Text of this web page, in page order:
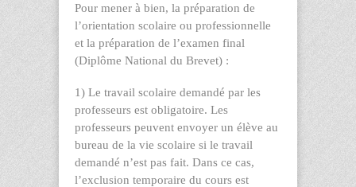
Pour mener à bien, la préparation de
l’orientation scolaire ou professionnelle
et la préparation de l’examen final
(Diplôme National du Brevet) :
1) Le travail scolaire demandé par les
professeurs est obligatoire. Les
professeurs peuvent envoyer un élève au
bureau de la vie scolaire si le travail
demandé n’est pas fait. Dans ce cas,
l’exclusion temporaire du cours est